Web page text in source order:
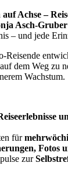
Achse –
Asch-Gruber
– und jede
Reisende
dem Weg zu
Wachstum.
für
Fotos
zur